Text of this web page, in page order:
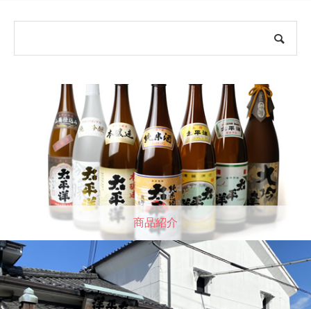
商品紹介